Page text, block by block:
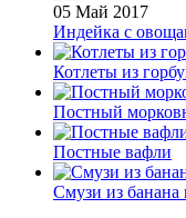
05 Май 2017
Индейка с
Котлеты из
Постный
Постные вафли
Смузи из банана